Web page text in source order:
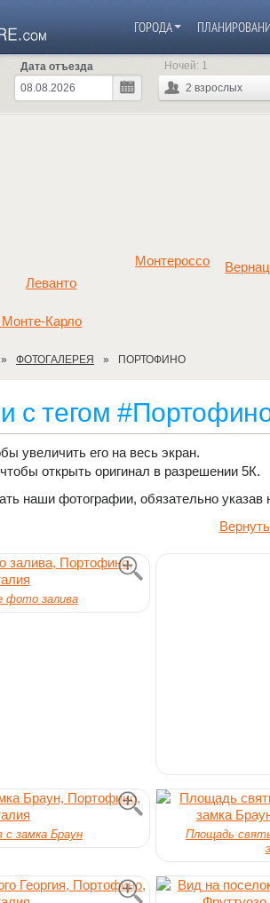
ГОРОДА
Дата отъезда
2 взрослых
Ночей: 1
Леванто
Монтероссо
Карло
ФОТОГАЛЕРЕЯ ПОРТОФИНО
с тегом
увеличить его на весь экран.
открыть оригинал в разрешении 5К.
наши фотографии, обязательно указав
фото залива
с замка Браун
Площадь